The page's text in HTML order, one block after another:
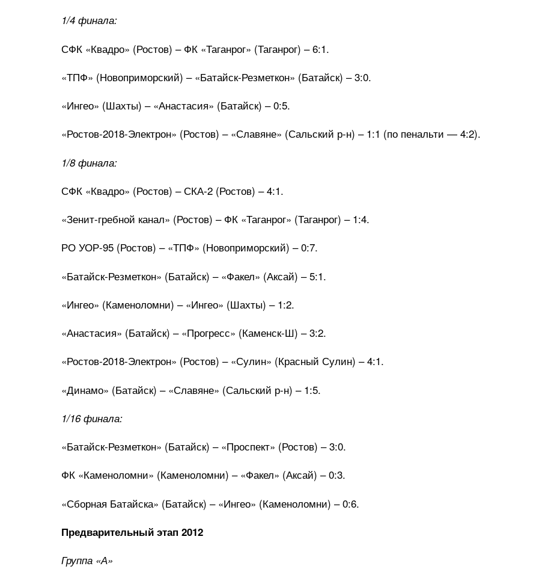
1/4 финала:
СФК «Квадро» (Ростов) – ФК «Таганрог» (Таганрог) – 6:1.
«ТПФ» (Новоприморский) – «Батайск-Резметкон» (Батайск) – 3:0.
«Ингео» (Шахты) – «Анастасия» (Батайск) – 0:5.
«Ростов-2018-Электрон» (Ростов) – «Славяне» (Сальский р-н) – 1:1 (по пенальти — 4:2).
1/8 финала:
СФК «Квадро» (Ростов) – СКА-2 (Ростов) – 4:1.
«Зенит-гребной канал» (Ростов) – ФК «Таганрог» (Таганрог) – 1:4.
РО УОР-95 (Ростов) – «ТПФ» (Новоприморский) – 0:7.
«Батайск-Резметкон» (Батайск) – «Факел» (Аксай) – 5:1.
«Ингео» (Каменоломни) – «Ингео» (Шахты) – 1:2.
«Анастасия» (Батайск) – «Прогресс» (Каменск-Ш) – 3:2.
«Ростов-2018-Электрон» (Ростов) – «Сулин» (Красный Сулин) – 4:1.
«Динамо» (Батайск) – «Славяне» (Сальский р-н) – 1:5.
1/16 финала:
«Батайск-Резметкон» (Батайск) – «Проспект» (Ростов) – 3:0.
ФК «Каменоломни» (Каменоломни) – «Факел» (Аксай) – 0:3.
«Сборная Батайска» (Батайск) – «Ингео» (Каменоломни) – 0:6.
Предварительный этап 2012
Группа «А»